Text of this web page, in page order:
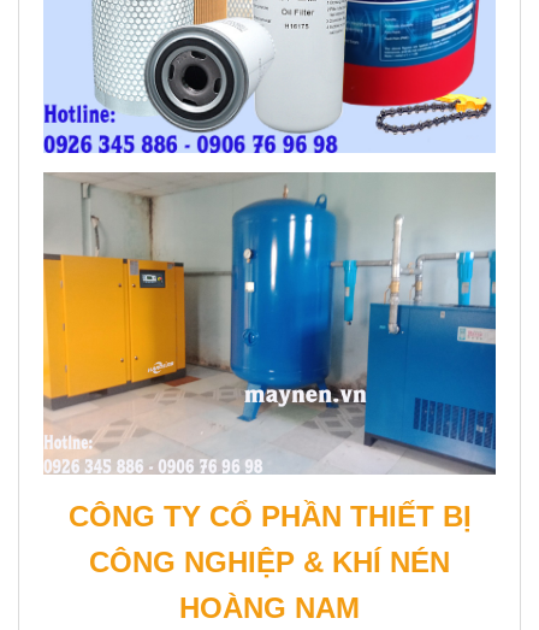
CÔNG TY CỔ PHẦN THIẾT BỊ
CÔNG NGHIỆP & KHÍ NÉN
HOÀNG NAM